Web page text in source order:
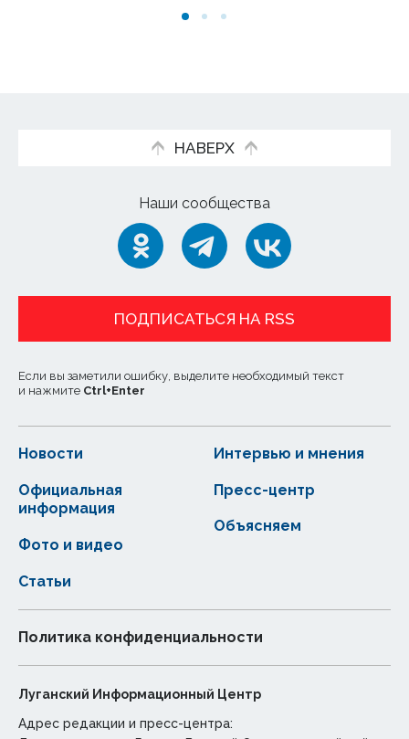
НАВЕРХ
Наши сообщества
ПОДПИСАТЬСЯ НА RSS
Если вы заметили ошибку, выделите необходимый текст
и нажмите Ctrl+Enter
Новости
Статьи
Официальная
информация
Интервью и мнения
Фото и видео
Пресс-центр
Объясняем
Политика конфиденциальности
Луганский Информационный Центр
Адрес редакции и пресс-центра: